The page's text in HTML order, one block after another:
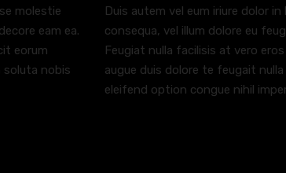
molestie
eam ea.
eorum
soluta nobis
Duis autem vel eum iriure dolor
consequa, vel illum dolore eu
Feugiat nulla facilisis at vero
augue duis dolore te feugait
eleifend option congue nihil